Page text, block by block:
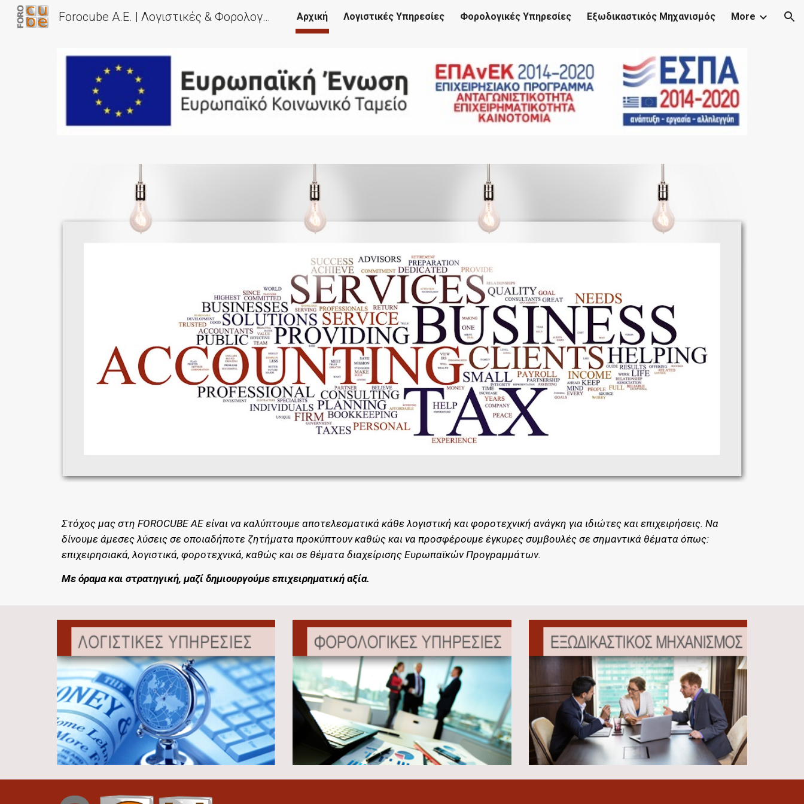
Skip to main content Skip to navigation
Forocube Α.Ε. | Λογιστικές & Φορολογικές Υπηρεσίες | Εξωδικαστικός Μηχανισμός | Υπηρεσίες ΕΣΠΑ | Λογιστικό Γραφείο Χαλάνδρι - Λογιστές & Λογιστικά Γραφεία Αρχική Λογιστικές Υπηρεσίες Φορολογικές Υπηρεσίες Εξωδικαστικός Μηχανισμός More
Στόχος μας στη FOROCUBE AE είναι να καλύπτουμε αποτελεσματικά κάθε λογιστική και φοροτεχνική ανάγκη για ιδιώτες και επιχειρήσεις. Να
δίνουμε άμεσες λύσεις σε οποιαδήποτε ζητήματα προκύπτουν καθώς και να προσφέρουμε έγκυρες συμβουλές σε σημαντικά θέματα όπως:
επιχειρησιακά, λογιστικά, φοροτεχνικά, καθώς και σε θέματα διαχείρισης Ευρωπαϊκών Προγραμμάτων.
Με όραμα και στρατηγική, μαζί δημιουργούμε επιχειρηματική αξία.